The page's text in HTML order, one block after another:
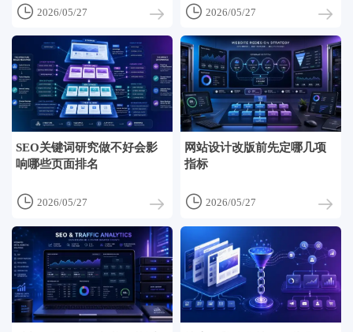
 2026/05/27  2026/05/27
SEO关键词研究做不好会影
响哪些页面排名
 2026/05/27
网站设计改版前先定哪几项
指标
 2026/05/27